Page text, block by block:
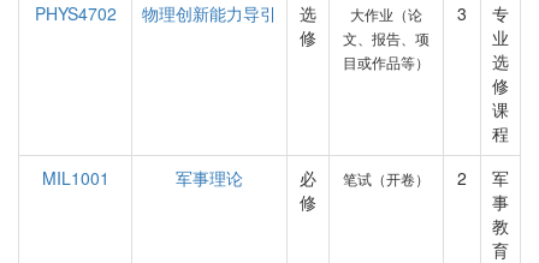
PHYS4702 物理创新能力导引
选
修
大作业（论
文、报告、项
目或作品等）
3
专
业
选
修
课
程
MIL1001
军事理论
必
修
笔试（开卷） 2
军
事
教
育